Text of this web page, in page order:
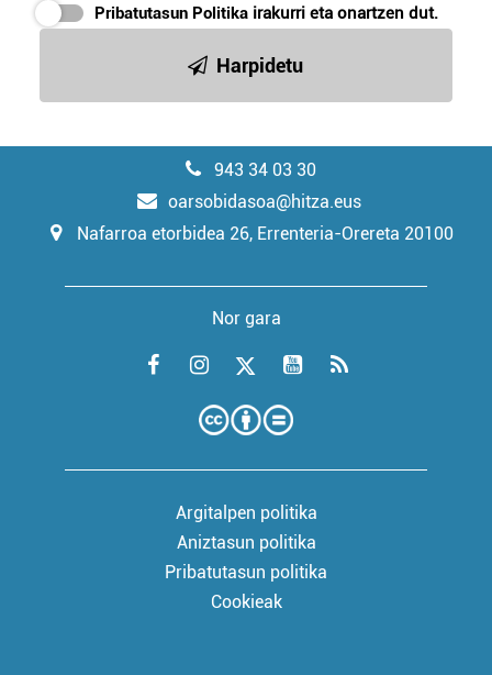
Pribatutasun Politika irakurri eta onartzen dut.
Harpidetu
943 34 03 30
oarsobidasoa@hitza.eus
Nafarroa etorbidea 26, Errenteria-Orereta 20100
Nor gara
Argitalpen politika
Aniztasun politika
Pribatutasun politika
Cookieak